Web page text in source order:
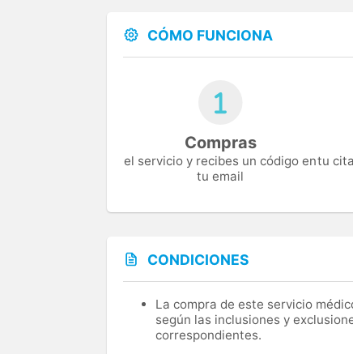
CÓMO FUNCIONA
Compras
el servicio y recibes un código en
tu email
tu
CONDICIONES
La compra de este servicio
según las inclusiones y
correspondientes.